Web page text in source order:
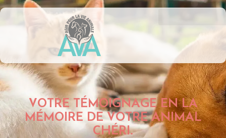
VOTRE TÉMOIGNAGE EN LA
MÉMOIRE DE VOTRE ANIMAL
CHÉRI.